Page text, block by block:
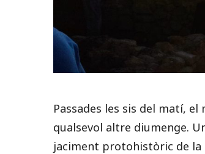
Passades les sis del matí,
qualsevol altre diumenge.
jaciment protohistòric de la